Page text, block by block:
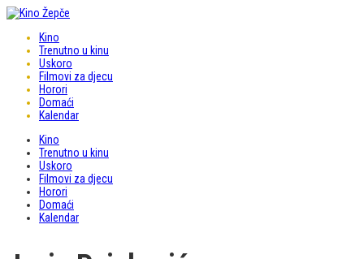
Kino
Trenutno u kinu
Uskoro
Filmovi za djecu
Horori
Domaći
Kalendar
Kino
Trenutno u kinu
Uskoro
Filmovi za djecu
Horori
Domaći
Kalendar